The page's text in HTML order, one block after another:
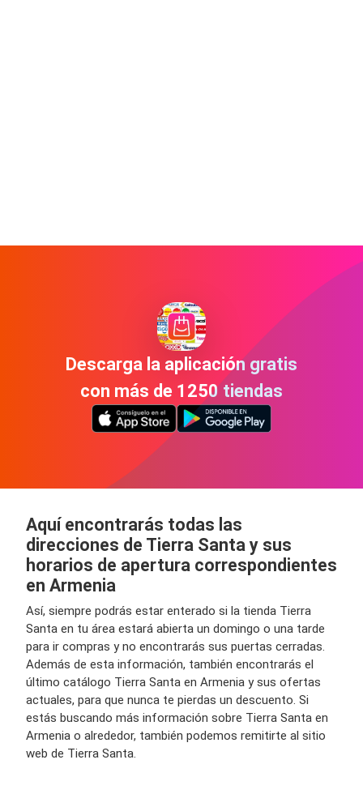
Descarga la aplicación gratis
con más de 1250 tiendas
Aquí encontrarás todas las
direcciones de Tierra Santa y sus
horarios de apertura correspondientes
en Armenia
Así, siempre podrás estar enterado si la tienda Tierra
Santa en tu área estará abierta un domingo o una tarde
para ir compras y no encontrarás sus puertas cerradas.
Además de esta información, también encontrarás el
último catálogo Tierra Santa en Armenia y sus ofertas
actuales, para que nunca te pierdas un descuento. Si
estás buscando más información sobre Tierra Santa en
Armenia o alrededor, también podemos remitirte al sitio
web de Tierra Santa.